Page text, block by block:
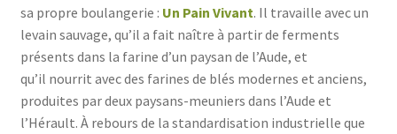
sa propre boulangerie : Un Pain Vivant. Il travaille avec un
levain sauvage, qu’il a fait naître à partir de ferments
présents dans la farine d’un paysan de l’Aude, et
qu’il nourrit avec des farines de blés modernes et anciens,
produites par deux paysans-meuniers dans l’Aude et
l’Hérault. À rebours de la standardisation industrielle que